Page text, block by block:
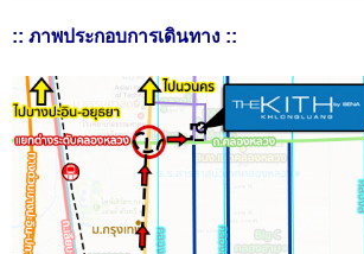
:: ภาพประกอบการเดินทาง ::